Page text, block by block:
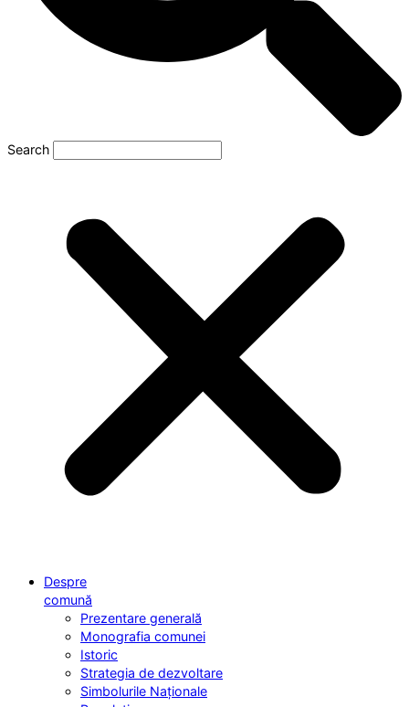
Search
Despre
comună
Prezentare generală
Monografia comunei
Istoric
Strategia de dezvoltare
Simbolurile Naționale